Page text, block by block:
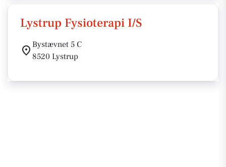
Lystrup Fysioterapi I/S
Bystævnet 5 C
8520 Lystrup